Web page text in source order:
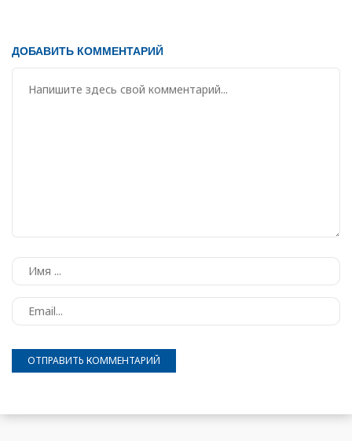
ДОБАВИТЬ КОММЕНТАРИЙ